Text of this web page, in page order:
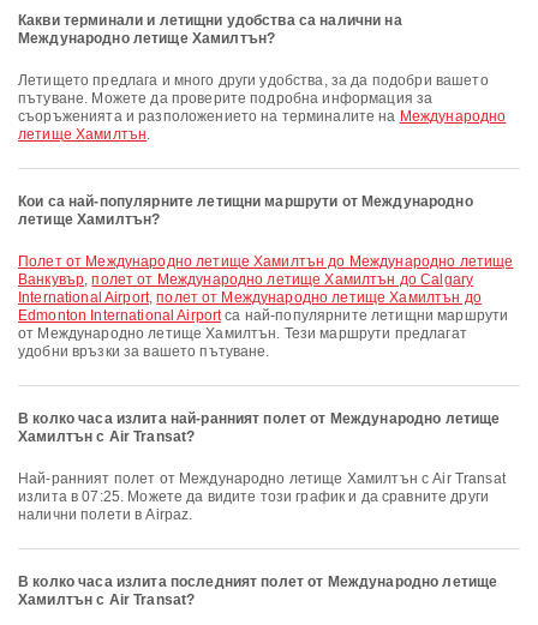
Какви терминали и летищни удобства са налични на
Международно летище Хамилтън?
Летището предлага и много други удобства, за да подобри вашето
пътуване. Можете да проверите подробна информация за
съоръженията и разположението на терминалите на Международно
летище Хамилтън.
Кои са най-популярните летищни маршрути от Международно
летище Хамилтън?
полет от Международно летище Хамилтън до Международно летище
Ванкувър,полет от Международно летище Хамилтън до Calgary
International Airport,полет от Международно летище Хамилтън до
Edmonton International Airportса най-популярните летищни маршрути
от Международно летище Хамилтън. Тези маршрути предлагат
удобни връзки за вашето пътуване.
В колко часа излита най-ранният полет от Международно летище
Хамилтън с Air Transat?
Най-ранният полет от Международно летище Хамилтън с Air Transat
излита в 07:25. Можете да видите този график и да сравните други
налични полети в Airpaz.
В колко часа излита последният полет от Международно летище
Хамилтън с Air Transat?